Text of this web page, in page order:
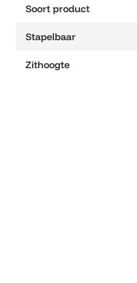
Soort product
Stapelbaar
Zithoogte